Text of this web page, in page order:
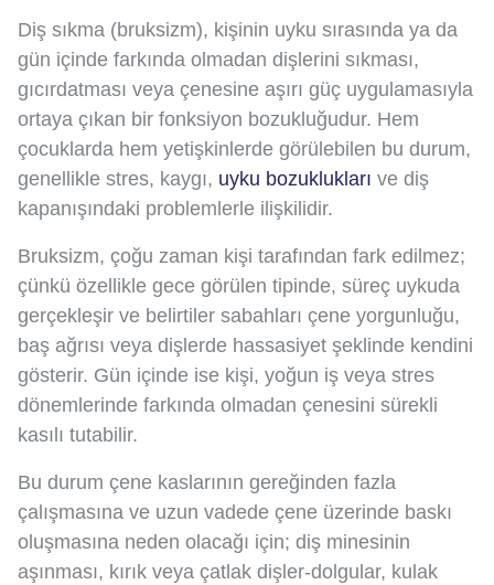
Diş sıkma (bruksizm), kişinin uyku sırasında ya da
gün içinde farkında olmadan dişlerini sıkması,
gıcırdatması veya çenesine aşırı güç uygulamasıyla
ortaya çıkan bir fonksiyon bozukluğudur. Hem
çocuklarda hem yetişkinlerde görülebilen bu durum,
genellikle stres, kaygı, uyku bozuklukları ve diş
kapanışındaki problemlerle ilişkilidir.
Bruksizm, çoğu zaman kişi tarafından fark edilmez;
çünkü özellikle gece görülen tipinde, süreç uykuda
gerçekleşir ve belirtiler sabahları çene yorgunluğu,
baş ağrısı veya dişlerde hassasiyet şeklinde kendini
gösterir. Gün içinde ise kişi, yoğun iş veya stres
dönemlerinde farkında olmadan çenesini sürekli
kasılı tutabilir.
Bu durum çene kaslarının gereğinden fazla
çalışmasına ve uzun vadede çene üzerinde baskı
oluşmasına neden olacağı için; diş minesinin
aşınması, kırık veya çatlak dişler-dolgular, kulak